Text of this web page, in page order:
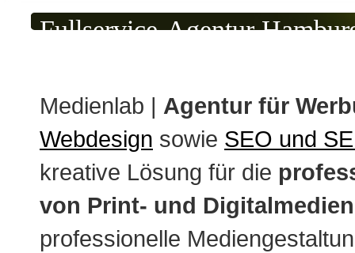
Fullservice-Agentur
Medienlab | Agentur für
Webdesign sowie SEO und
kreative Lösung für die
von Print- und Digitalmedien
professionelle